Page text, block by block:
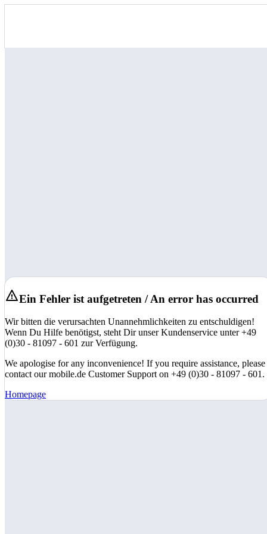
Ein Fehler ist aufgetreten / An error has occurred
Wir bitten die verursachten Unannehmlichkeiten zu entschuldigen!
Wenn Du Hilfe benötigst, steht Dir unser Kundenservice unter +49
(0)30 - 81097 - 601 zur Verfügung.
We apologise for any inconvenience! If you require assistance, please
contact our mobile.de Customer Support on +49 (0)30 - 81097 - 601.
Homepage